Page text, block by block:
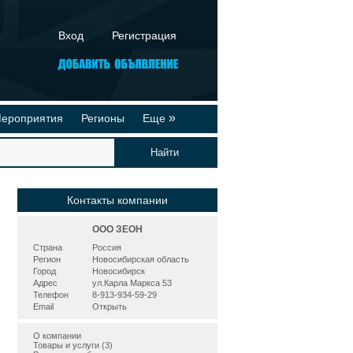
Вход Регистрация
Регионы Еще »
Реклама на сайте
Контакты компании
ООО ЗЕОН
Страна
Россия
Регион
Новосибирская область
Город
Новосибирск
Адрес
ул.Карла Маркса 53
Телефон
8-913-934-59-29
Email
Открыть
О компании
Товары и услуги (3)